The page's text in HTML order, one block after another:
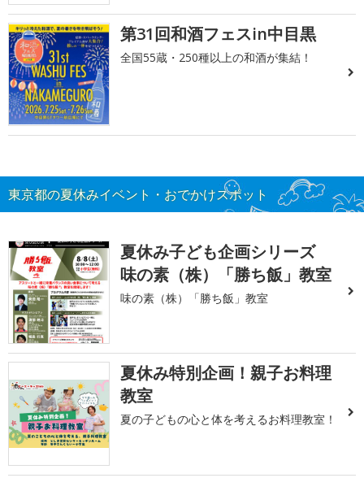
第31回和酒フェスin中目黒
全国55蔵・250種以上の和酒が集結！
東京都の夏休みイベント・おでかけスポット
夏休み子ども企画シリーズ
味の素（株）「勝ち飯」教室
味の素（株）「勝ち飯」教室
夏休み特別企画！親子お料理
教室
夏の子どもの心と体を考えるお料理教室！